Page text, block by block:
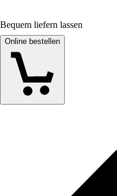
Bequem liefern lassen
Online bestellen